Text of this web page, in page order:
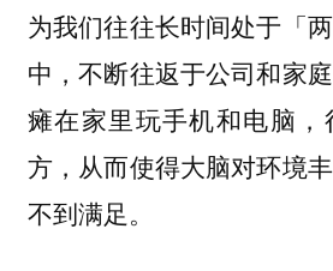
为我们往往长时间处于「
中，不断往返于公司和家
瘫在家里玩手机和电脑
方，从而使得大脑对环境
不到满足。